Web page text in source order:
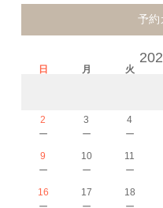
予約
日 月 火
2
－
3
－
4
－
9
－
10
－
11
－
16 17 18